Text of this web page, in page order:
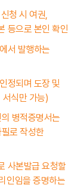
청 시 여권,
등으로 본인 확인
서 발행하는
정되며 도장 및
식만 가능)
병적증명서는
로 작성한
사본발급 요청할
인임을 증명하는